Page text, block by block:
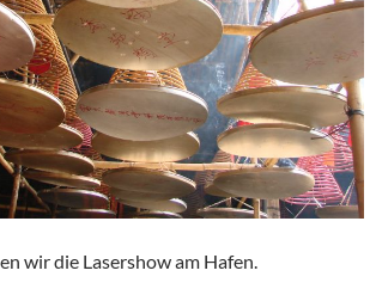
wir die Lasershow am Hafen.